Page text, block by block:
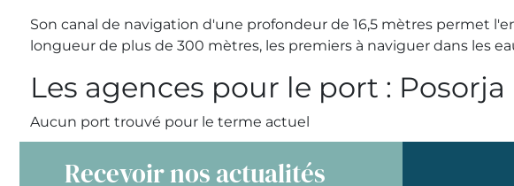
Son canal de navigation d'une profondeur de 16,5 mètres permet
longueur de plus de 300 mètres, les premiers à naviguer dans les
Les agences pour le port : Posorja
Aucun port trouvé pour le terme actuel
Recevoir nos actualités